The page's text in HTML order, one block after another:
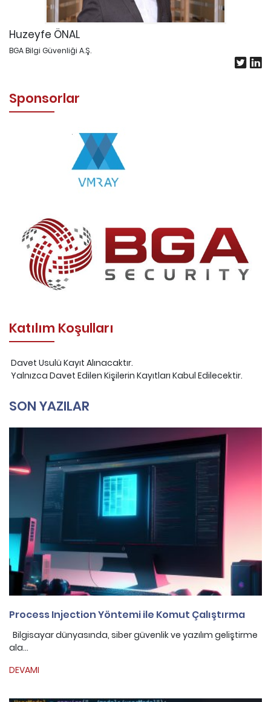
Huzeyfe ÖNAL
BGA Bilgi Güvenliği A.Ş.
Sponsorlar
Katılım Koşulları
Davet Usulü Kayıt Alınacaktır.
Yalnızca Davet Edilen Kişilerin Kayıtları Kabul Edilecektir.
SON YAZILAR
Process Injection Yöntemi ile Komut Çalıştırma
Bilgisayar dünyasında, siber güvenlik ve yazılım geliştirme
ala...
DEVAMI